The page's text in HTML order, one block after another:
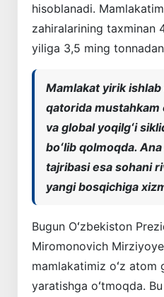
hisoblanadi.
zahiralarining taxminan
yiliga 3,5 ming
Mamlakat yirik
qatorida mustahkam
va global yoqilgʻi
boʻlib qolmoqda.
tajribasi esa sohani
yangi bosqichiga
Bugun Oʻzbekiston
Miromonovich
mamlakatimiz oʻz atom
yaratishga oʻtmoqda.